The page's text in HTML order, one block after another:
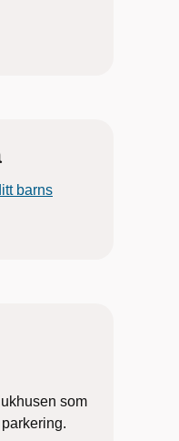
barns
som